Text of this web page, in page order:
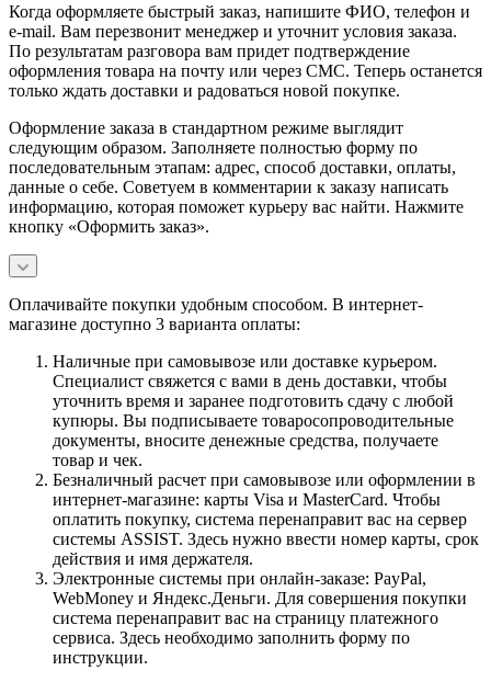
Когда оформляете быстрый заказ, напишите ФИО, телефон и
e-mail. Вам перезвонит менеджер и уточнит условия заказа.
По результатам разговора вам придет подтверждение
оформления товара на почту или через СМС. Теперь останется
только ждать доставки и радоваться новой покупке.
Оформление заказа в стандартном режиме выглядит
следующим образом. Заполняете полностью форму по
последовательным этапам: адрес, способ доставки, оплаты,
данные о себе. Советуем в комментарии к заказу написать
информацию, которая поможет курьеру вас найти. Нажмите
кнопку «Оформить заказ».
Оплачивайте покупки удобным способом. В интернет-
магазине доступно 3 варианта оплаты:
Наличные при самовывозе или доставке курьером.
Специалист свяжется с вами в день доставки, чтобы
уточнить время и заранее подготовить сдачу с любой
купюры. Вы подписываете товаросопроводительные
документы, вносите денежные средства, получаете
товар и чек.
Безналичный расчет при самовывозе или оформлении в
интернет-магазине: карты Visa и MasterCard. Чтобы
оплатить покупку, система перенаправит вас на сервер
системы ASSIST. Здесь нужно ввести номер карты, срок
действия и имя держателя.
Электронные системы при онлайн-заказе: PayPal,
WebMoney и Яндекс.Деньги. Для совершения покупки
система перенаправит вас на страницу платежного
сервиса. Здесь необходимо заполнить форму по
инструкции.